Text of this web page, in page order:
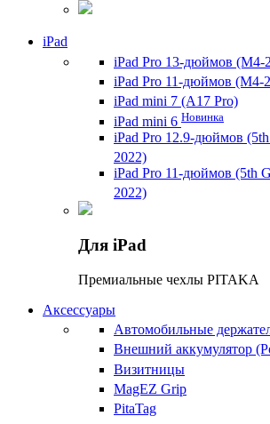
iPad
iPad Pro 13-дюймов (M4-
iPad Pro 11-дюймов (M4-
iPad mini 7 (A17 Pro)
iPad mini 6 Новинка
iPad Pro 12.9-дюймов
2022)
iPad Pro 11-дюймов (5th
2022)
Для iPad
Премиальные чехлы PITAKA
Аксессуары
Автомобильные
Внешний аккумулятор
Визитницы
MagEZ Grip
PitaTag